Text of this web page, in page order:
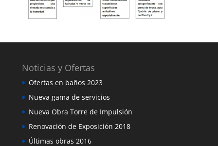
Noticias y Ofertas
Ofertas en baños 2023
Nueva gama de servicios
Nueva Obra Torre de Impulsión
Renovación de Exposición 2018
Últimas obras 2016